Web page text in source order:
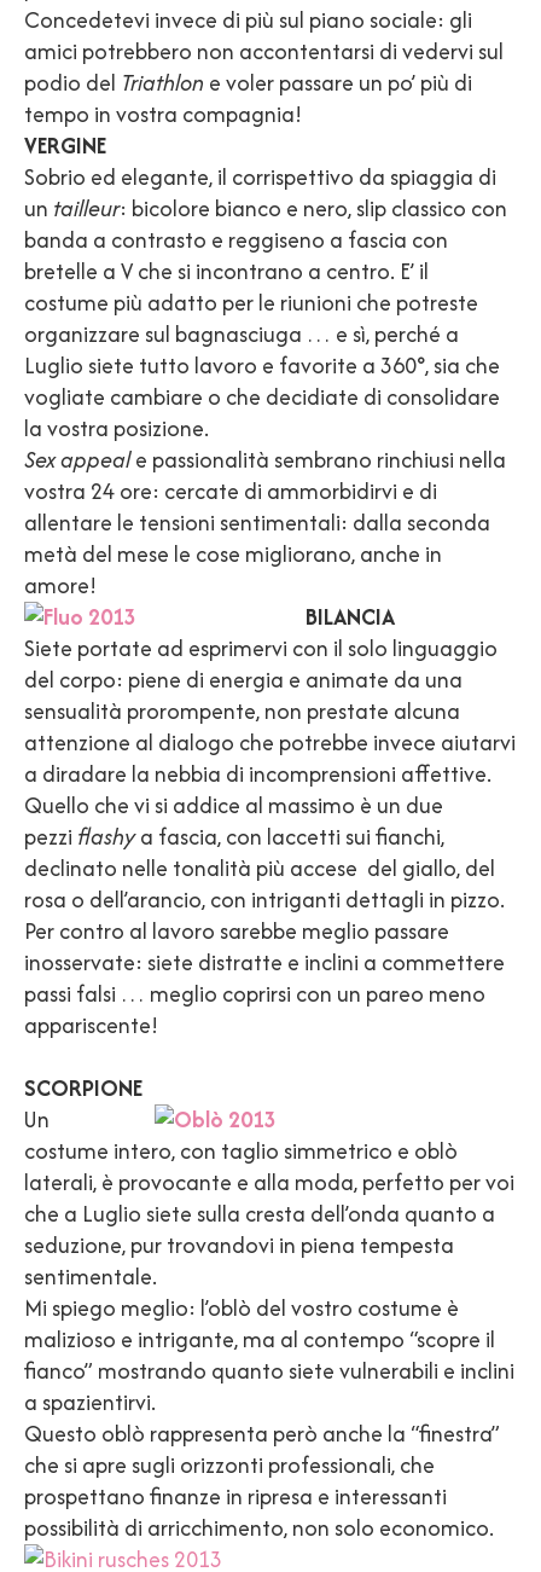
Concedetevi invece di più sul piano sociale: gli
amici potrebbero non accontentarsi di vedervi sul
podio del Triathlon e voler passare un po’ più di
tempo in vostra compagnia!
VERGINE
Sobrio ed elegante, il corrispettivo da spiaggia di
un tailleur: bicolore bianco e nero, slip classico con
banda a contrasto e reggiseno a fascia con
bretelle a V che si incontrano a centro. E’ il
costume più adatto per le riunioni che potreste
organizzare sul bagnasciuga … e sì, perché a
Luglio siete tutto lavoro e favorite a 360°, sia che
vogliate cambiare o che decidiate di consolidare
la vostra posizione.
Sex appeale passionalità sembrano rinchiusi nella
vostra 24 ore: cercate di ammorbidirvi e di
allentare le tensioni sentimentali: dalla seconda
metà del mese le cose migliorano, anche in
amore!
BILANCIA
Siete portate ad esprimervi con il solo linguaggio
del corpo: piene di energia e animate da una
sensualità prorompente, non prestate alcuna
attenzione al dialogo che potrebbe invece aiutarvi
a diradare la nebbia di incomprensioni affettive.
Quello che vi si addice al massimo è un due
pezzi flashya fascia, con laccetti sui fianchi,
declinato nelle tonalità più accese del giallo, del
rosa o dell’arancio, con intriganti dettagli in pizzo.
Per contro al lavoro sarebbe meglio passare
inosservate: siete distratte e inclini a commettere
passi falsi … meglio coprirsi con un pareo meno
appariscente!
SCORPIONE
Un
costume intero, con taglio simmetrico e oblò
laterali, è provocante e alla moda, perfetto per voi
che a Luglio siete sulla cresta dell’onda quanto a
seduzione, pur trovandovi in piena tempesta
sentimentale.
Mi spiego meglio: l’oblò del vostro costume è
malizioso e intrigante, ma al contempo “scopre il
fianco” mostrando quanto siete vulnerabili e inclini
a spazientirvi.
Questo oblò rappresenta però anche la “finestra”
che si apre sugli orizzonti professionali, che
prospettano finanze in ripresa e interessanti
possibilità di arricchimento, non solo economico.